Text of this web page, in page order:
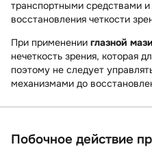
транспортными средствами
восстановления четкости
При применении глазной мази
нечеткость зрения, которая
поэтому не следует
механизмами до
Побочное действие